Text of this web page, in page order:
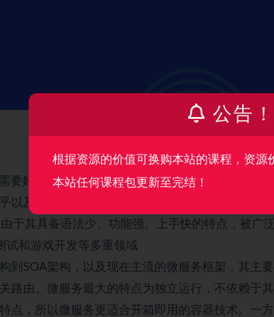
要好的运行平台做支撑，绝大多数的服务器操作
以及淘宝等你能想到的各种应用，它们的后台全都
于其具备语法少、功能强、上手快的特点，被广
试和游戏开发等多重领域
到SOA架构，以及现在主流的微服务框架，其主
路由。微服务最大的特点为独立运行，不依赖于
点，所以微服务更适合开箱即用的容器技术。一
公告！
根据资源的价值可换购本站的课程，资源
本站任何课程包更新至完结！